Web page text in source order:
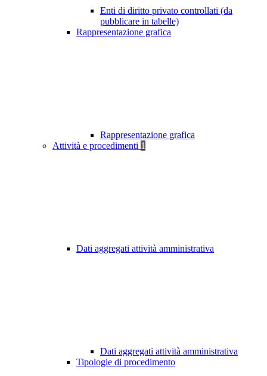
Enti di diritto privato controllati (da
pubblicare in tabelle)
Rappresentazione grafica
Rappresentazione grafica
Attività e procedimenti 1
Dati aggregati attività amministrativa
Dati aggregati attività amministrativa
Tipologie di procedimento